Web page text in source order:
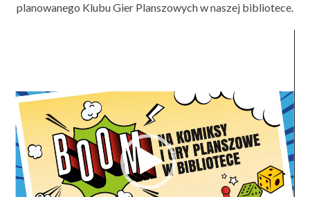
planowanego Klubu Gier Planszowych w naszej bibliotece.